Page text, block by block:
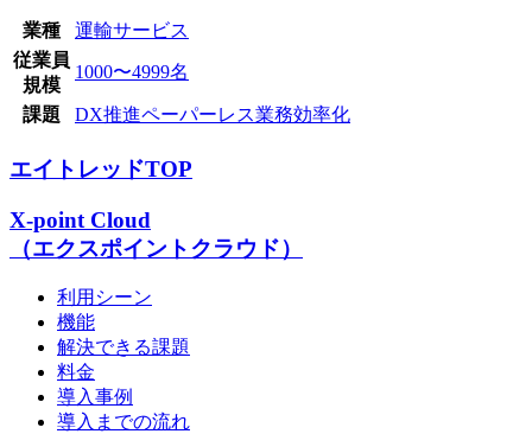
業種
運輸サービス
従業員
規模
1000〜4999名
課題 DX推進ペーパーレス業務効率化
エイトレッドTOP
X-point Cloud
（エクスポイントクラウド）
利用シーン
機能
解決できる課題
料金
導入事例
導入までの流れ